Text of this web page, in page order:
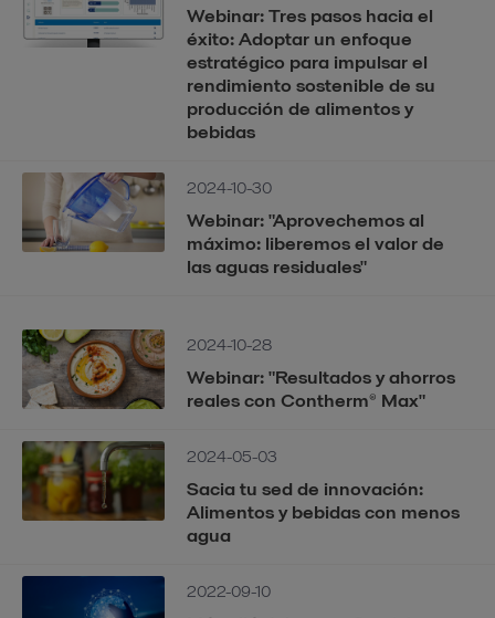
Webinar: Tres pasos hacia el
éxito: Adoptar un enfoque
estratégico para impulsar el
rendimiento sostenible de su
producción de alimentos y
bebidas
2024-10-30
Webinar: "Aprovechemos al
máximo: liberemos el valor de
las aguas residuales"
2024-10-28
Webinar: "Resultados y ahorros
reales con Contherm® Max"
2024-05-03
Sacia tu sed de innovación:
Alimentos y bebidas con menos
agua
2022-09-10